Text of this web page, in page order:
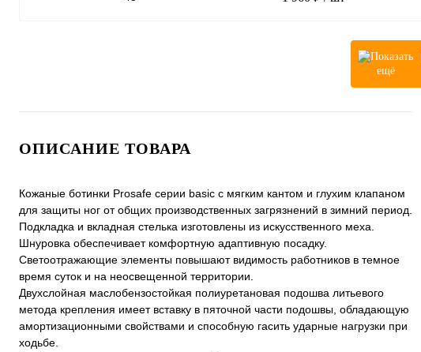
ОПИСАНИЕ ТОВАРА
Кожаные ботинки Prosafe серии basic c мягким кантом и глухим клапаном
для защиты ног от общих производственных загрязнений в зимний период.
Подкладка и вкладная стелька изготовлены из искусственного меха.
Шнуровка обеспечивает комфортную адаптивную посадку.
Светоотражающие элементы повышают видимость работников в темное
время суток и на неосвещенной территории.
Двухслойная маслобензостойкая полиуретановая подошва литьевого
метода крепления имеет вставку в пяточной части подошвы, обладающую
амортизационными свойствами и способную гасить ударные нагрузки при
ходьбе.